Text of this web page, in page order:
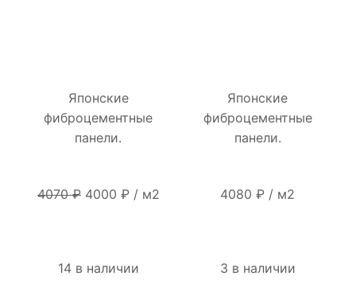
Японские
фиброцементные
панели.
4070₽ Первоначальная
4000 ₽Текущая
/ м2
14 в наличии
Японские
фиброцементные
панели.
4080₽ / м2
3 в наличии